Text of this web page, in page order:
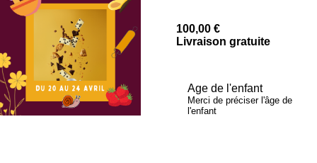
100,00 €
Livraison gratuite
Age de l'enfant
Merci de préciser l'âge de
l'enfant